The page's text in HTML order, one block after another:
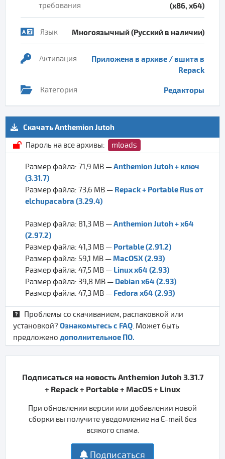
требования
(x86, x64)
Язык Многоязычный (Русский в наличии)
Активация
Приложена в архиве / вшита в
Repack
Категория Редакторы
Скачать Anthemion Jutoh
Пароль на все архивы:
mloads
Размер файла: 71,9 MB —Anthemion Jutoh + ключ
(3.31.7)
Размер файла: 73,6 MB — Repack + Portable Rus от
elchupacabra (3.29.4)
Размер файла: 81,3 MB —Anthemion Jutoh + x64
(2.97.2)
Размер файла: 41,3 MB — Portable (2.91.2)
Размер файла: 59,1 MB — MacOSX (2.93)
Размер файла: 47,5 MB — Linux x64 (2.93)
Размер файла: 39,8 MB — Debian x64 (2.93)
Размер файла: 47,3 MB — Fedora x64 (2.93)
Проблемы со скачиванием, распаковкой или
установкой? Ознакомьтесь с FAQ. Может быть
предложено дополнительное ПО.
Подписаться на новость Anthemion Jutoh 3.31.7
+ Repack + Portable + MacOS + Linux
При обновлении версии или добавлении новой
сборки вы получите уведомление на E-mail без
всякого спама.
Подписаться